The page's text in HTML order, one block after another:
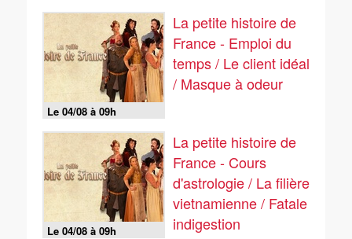
Le 04/08 à 09h
La petite histoire de
France - Emploi du
temps / Le client idéal
/ Masque à odeur
Le 04/08 à 09h
La petite histoire de
France - Cours
d'astrologie / La filière
vietnamienne / Fatale
indigestion